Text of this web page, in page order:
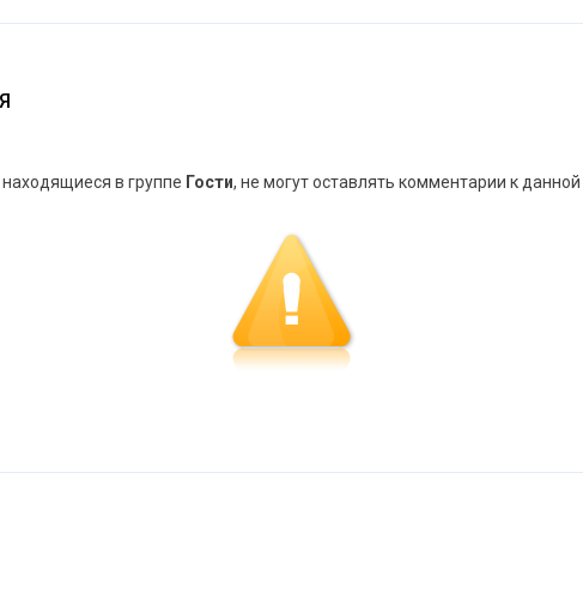
находящиеся в группе Гости, не могут оставлять комментарии к данной